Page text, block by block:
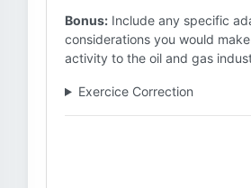
Bonus: Include any specific
considerations you would
activity to the oil and gas
Exercice Correction